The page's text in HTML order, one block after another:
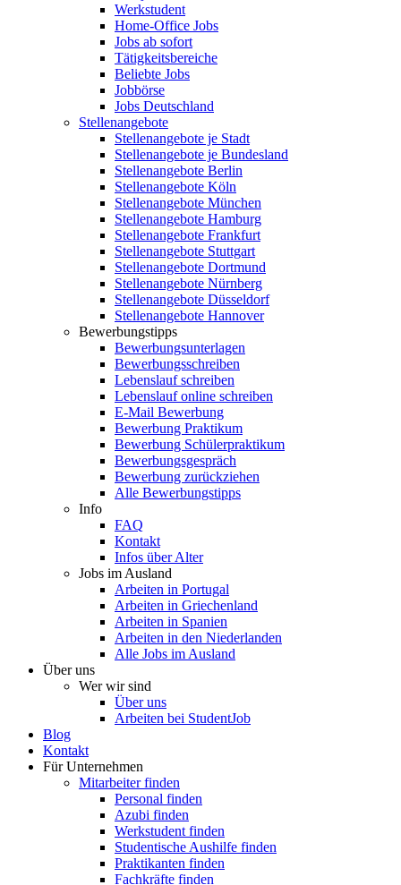
Werkstudent
Home-Office Jobs
Jobs ab sofort
Tätigkeitsbereiche
Beliebte Jobs
Jobbörse
Jobs Deutschland
Stellenangebote
Stellenangebote je Stadt
Stellenangebote je Bundesland
Stellenangebote Berlin
Stellenangebote Köln
Stellenangebote München
Stellenangebote Hamburg
Stellenangebote Frankfurt
Stellenangebote Stuttgart
Stellenangebote Dortmund
Stellenangebote Nürnberg
Stellenangebote Düsseldorf
Stellenangebote Hannover
Bewerbungstipps
Bewerbungsunterlagen
Bewerbungsschreiben
Lebenslauf schreiben
Lebenslauf online schreiben
E-Mail Bewerbung
Bewerbung Praktikum
Bewerbung Schülerpraktikum
Bewerbungsgespräch
Bewerbung zurückziehen
Alle Bewerbungstipps
Info
FAQ
Kontakt
Infos über Alter
Jobs im Ausland
Arbeiten in Portugal
Arbeiten in Griechenland
Arbeiten in Spanien
Arbeiten in den Niederlanden
Alle Jobs im Ausland
Über uns
Wer wir sind
Über uns
Arbeiten bei StudentJob
Blog
Kontakt
Für Unternehmen
Mitarbeiter finden
Personal finden
Azubi finden
Werkstudent finden
Studentische Aushilfe finden
Praktikanten finden
Fachkräfte finden